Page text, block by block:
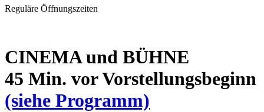
Reguläre Öffnungszeiten
CINEMA und BÜHNE
45 Min. vor Vorstellungsbeginn
(siehe Programm)